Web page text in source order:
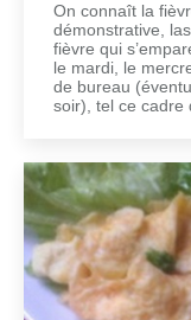
On connaît la
démonstrative,
fièvre qui
le mardi, le
de bureau
soir), tel ce cadre